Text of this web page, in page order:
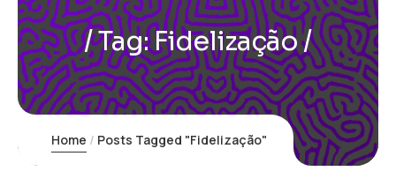
Tag:Fidelização
Home Posts Tagged "Fidelização"